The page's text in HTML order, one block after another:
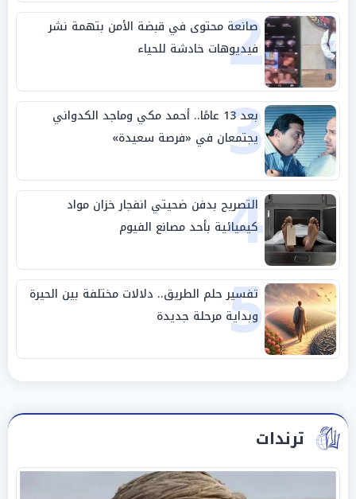
2
صانعة محتوى في قبضة الأمن بتهمة نشر
فيديوهات خادشة للحياء
3 بعد 13 عامًا.. أحمد مكي وماجد الكدواني
يجتمعان في «فرصة سعيدة»
4
التصريح بدفن ضحيتي انفجار خزان مواد
كيميائية بأحد مصانع الفيوم
5
تفسير حلم الطريق.. دلالات مختلفة بين الحيرة
وبداية مرحلة جديدة
ترندات